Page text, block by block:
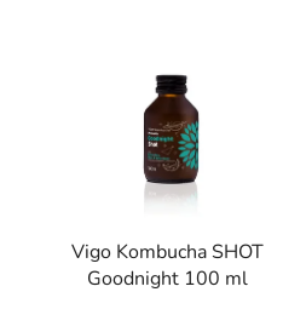
Vigo Kombucha SHOT
Goodnight 100 ml